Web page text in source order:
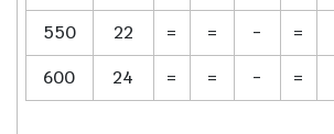
550
22 = = - =
600
24 = = - =